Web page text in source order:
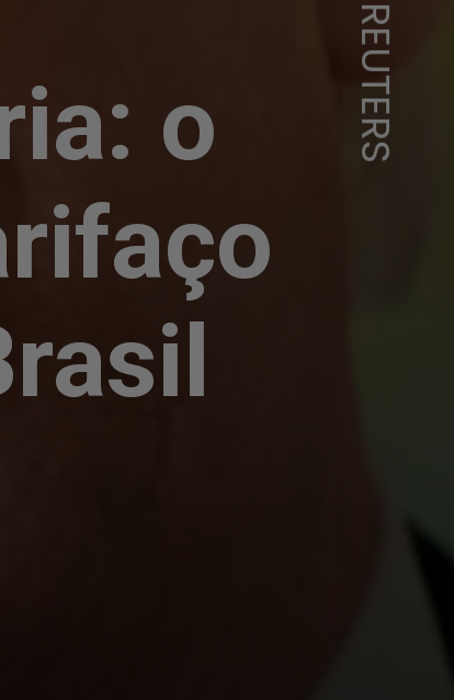
o
REUTERS